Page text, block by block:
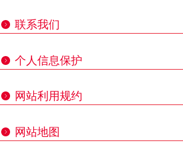
联系我们
个人信息保护
网站利用规约
网站地图